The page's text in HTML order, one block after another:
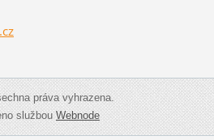
práva vyhrazena.
službouWebnode